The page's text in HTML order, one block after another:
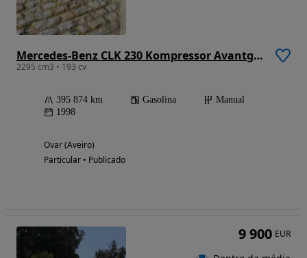
Mercedes-Benz CLK 230 Kompressor Avantgarde
2295 cm3 • 193 cv
395 874 km Gasolina
Manual
1998
Ovar (Aveiro)
Particular • Publicado
9 900 EUR